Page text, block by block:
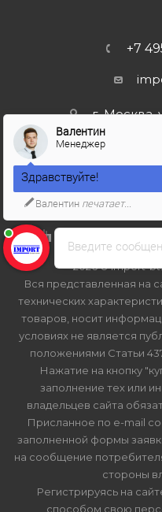
+7
г. Москва,
2026 © Import-
Вся представленная на
технических
товаров, носит
условиях не является
положениями Статьи
Нажатие на кнопку
заполнение тех или
владельцев сайта
Присланное по e-mail
заполненной формы
на сообщение
стороны
Регистрируясь на
способом свою
Введите
Валентин
Менеджер
Здравствуйте!
Валентин печатает...